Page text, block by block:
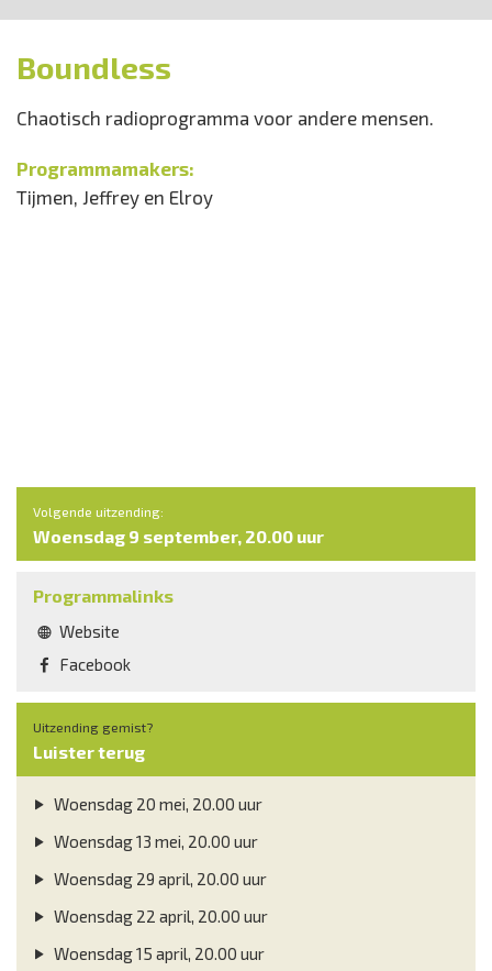
Boundless
Chaotisch radioprogramma voor andere mensen.
Programmamakers:
Tijmen, Jeffrey en Elroy
Volgende uitzending:
Woensdag 9 september, 20.00 uur
Programmalinks
Website
Facebook
Uitzending gemist?
Luister terug
Woensdag 20 mei, 20.00 uur
Woensdag 13 mei, 20.00 uur
Woensdag 29 april, 20.00 uur
Woensdag 22 april, 20.00 uur
Woensdag 15 april, 20.00 uur